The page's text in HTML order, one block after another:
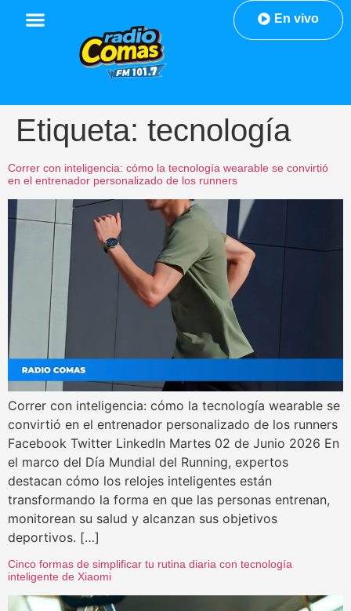
En vivo
Etiqueta: tecnología
Correr con inteligencia: cómo la tecnología wearable se convirtió
en el entrenador personalizado de los runners
Correr con inteligencia: cómo la tecnología wearable se
convirtió en el entrenador personalizado de los runners
Facebook Twitter LinkedIn Martes 02 de Junio 2026 En
el marco del Día Mundial del Running, expertos
destacan cómo los relojes inteligentes están
transformando la forma en que las personas entrenan,
monitorean su salud y alcanzan sus objetivos
deportivos. […]
Cinco formas de simplificar tu rutina diaria con tecnología
inteligente de Xiaomi